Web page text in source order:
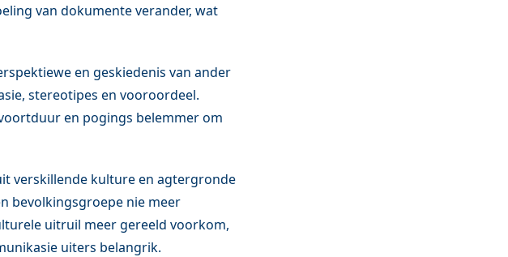
van dokumente verander, wat
en geskiedenis van ander
stereotipes en vooroordeel.
en pogings belemmer om
verskillende kulture en agtergronde
bevolkingsgroepe nie meer
uitruil meer gereeld voorkom,
uiters belangrik.